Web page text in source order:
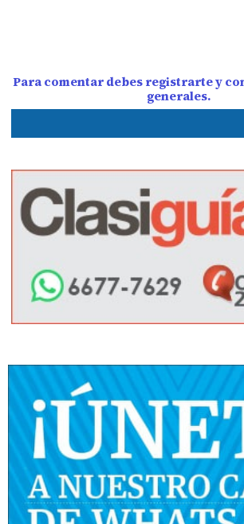
Para comentar debes registrarte y
generales.